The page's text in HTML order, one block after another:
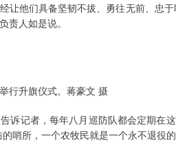
让他们具备坚韧不拔、勇往无前、忠
责人如是说。
行升旗仪式。蒋豪文 摄
诉记者，每年八月巡防队都会定期在
哨所，一个农牧民就是一个永不退役的